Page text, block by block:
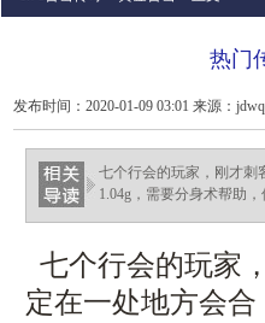
热门
发布时间：2020-01-09 03:01 来源：
七个行会的玩家，刚才刺
1.04g，需要分身术帮助
七个行会的玩家
定在一处地方会